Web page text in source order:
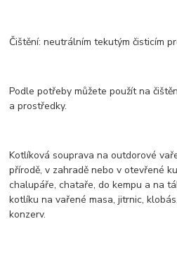
Čištění: neutrálním tekutým čisticím
Podle potřeby můžete použít na
a prostředky.
Kotlíková souprava na outdorové
přírodě, v zahradě nebo v otevřené
chalupáře, chataře, do kempu a na
kotlíku na vařené masa, jitrnic,
konzerv.